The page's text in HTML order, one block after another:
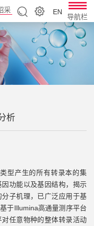
EN
采
导航栏
析
产生的所有转录本的集
功能以及基因结构，揭示
子机理，已广泛应用于基
于Illumina高通量测序平台
任意物种的整体转录活动